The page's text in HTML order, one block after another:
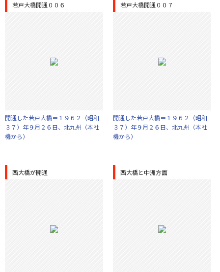
若戸大橋開通００６
開通した若戸大橋＝１９６２（昭和
３７）年９月２６日、北九州（本社
機から）
若戸大橋開通００７
開通した若戸大橋＝１９６２（昭和
３７）年９月２６日、北九州（本社
機から）
西大橋が開通 西大橋と中洲方面